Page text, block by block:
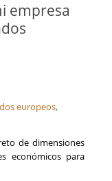
empresa
europeos,
de dimensiones
económicos para